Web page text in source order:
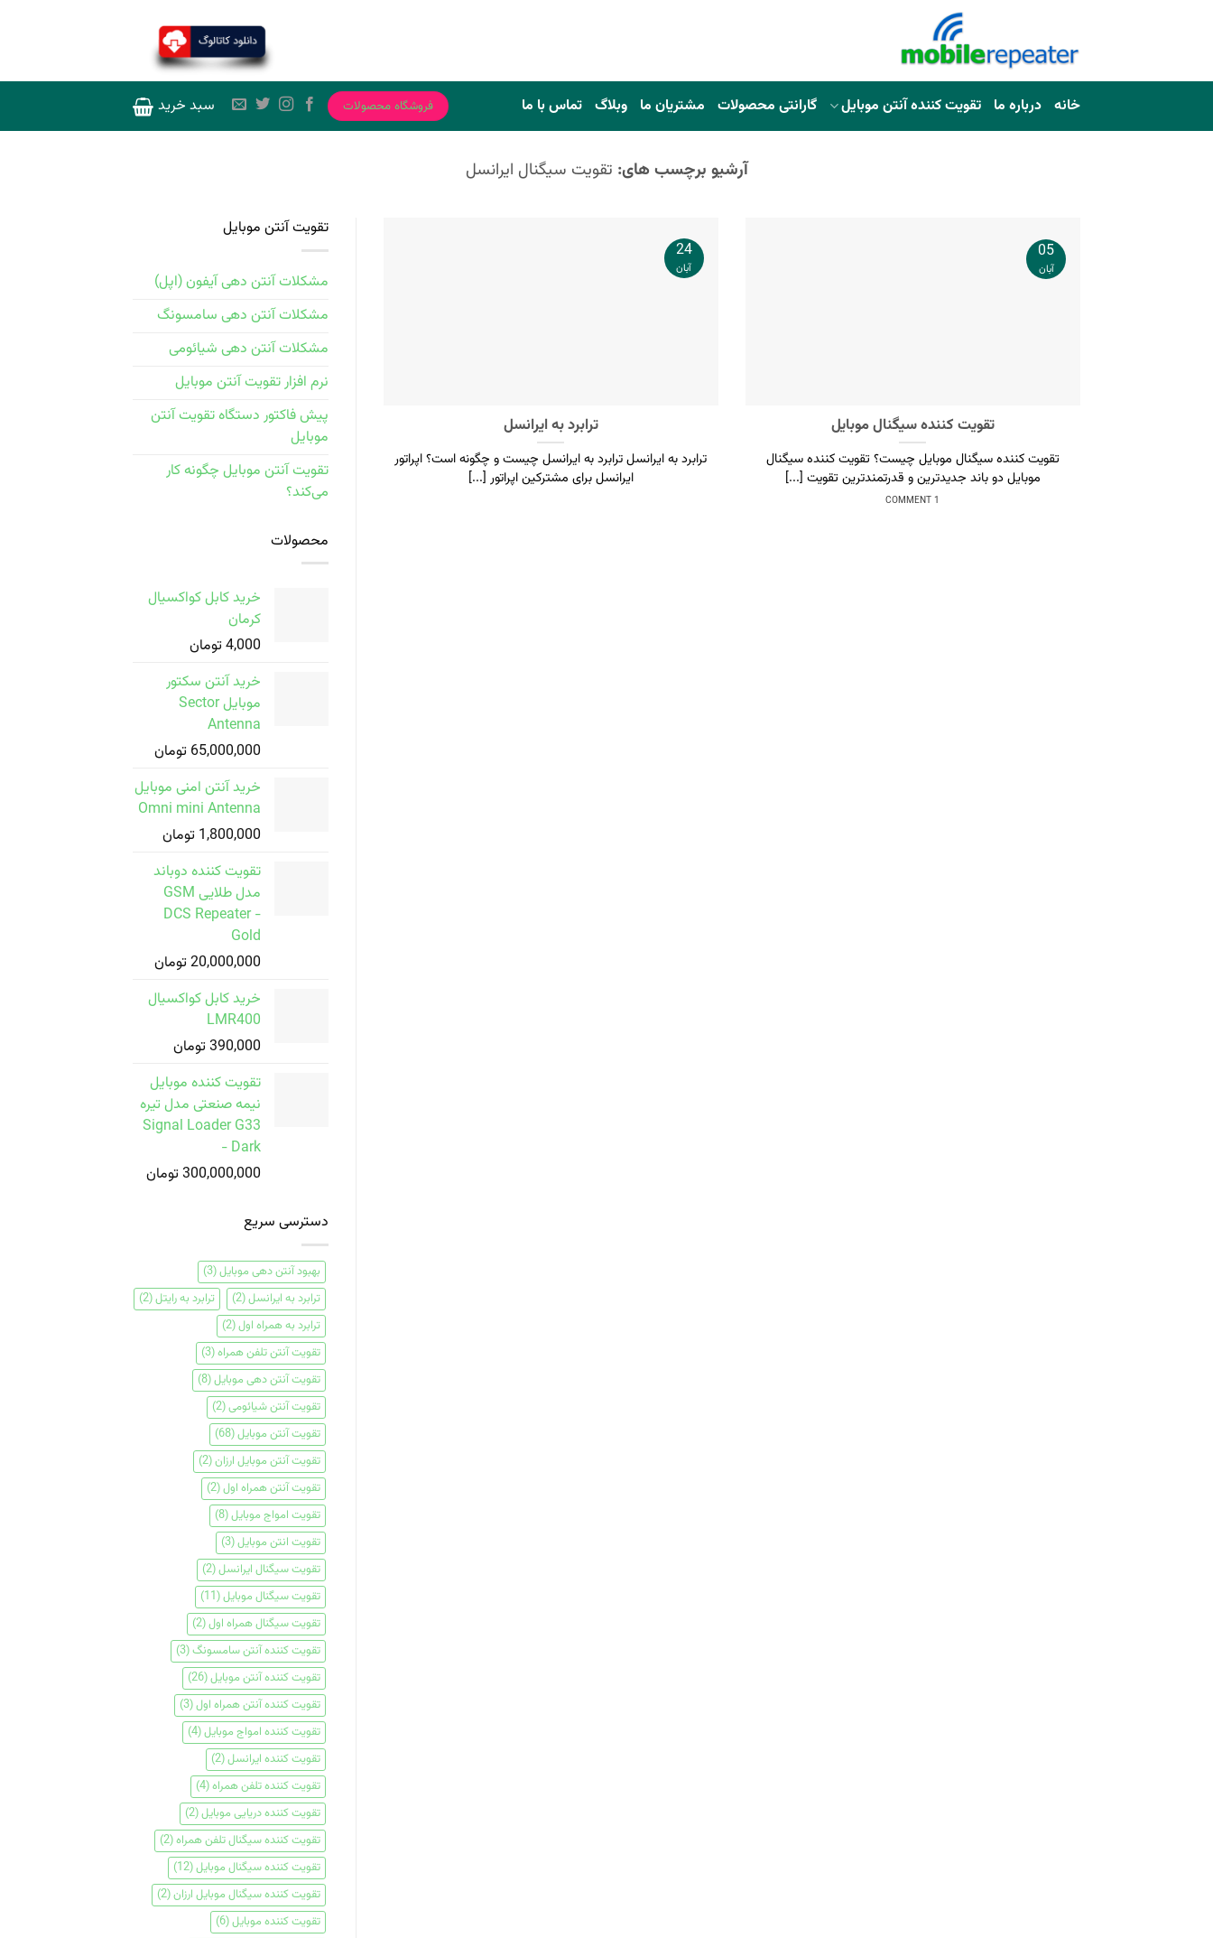
خانه درباره ما تقویت کننده آنتن موبایل گارانتی محصولات مشتریان ما وبلاگ تماس با ما فروشگاه محصولات سبد خرید
آرشیو برچسب های: تقویت سیگنال ایرانسل
ترابرد به ایرانسل
ترابرد به ایرانسل ترابرد به ایرانسل چیست و چگونه است؟ اپراتور
ایرانسل برای مشترکین اپراتور [...]
24
آبان
تقویت کننده سیگنال موبایل
تقویت کننده سیگنال موبایل چیست؟ تقویت کننده سیگنال
موبایل دو باند جدیدترین و قدرتمندترین تقویت [...]
1 COMMENT
05
آبان
تقویت آنتن موبایل
مشکلات آنتن دهی آیفون (اپل)
مشکلات آنتن دهی سامسونگ
مشکلات آنتن دهی شیائومی
نرم افزار تقویت آنتن موبایل
پیش فاکتور دستگاه تقویت آنتن
موبایل
تقویت آنتن موبایل چگونه کار
می‌کند؟
محصولات
خرید کابل کواکسیال
کرمان
4,000 تومان
خرید آنتن سکتور
موبایل Sector
Antenna
65,000,000 تومان
خرید آنتن امنی موبایل
Omni mini Antenna
1,800,000 تومان
تقویت کننده دوباند
مدل طلایی GSM
DCS Repeater -
Gold
20,000,000 تومان
خرید کابل کواکسیال
LMR400
390,000 تومان
تقویت کننده موبایل
نیمه صنعتی مدل تیره
Signal Loader G33
- Dark
300,000,000 تومان
دسترسی سریع
بهبود آنتن دهی موبایل(3)
ترابرد به ایرانسل(2) ترابرد به رایتل(2)
ترابرد به همراه اول(2)
تقویت آنتن تلفن همراه(3)
تقویت آنتن دهی موبایل(8)
تقویت آنتن شیائومی(2)
تقویت آنتن موبایل(68)
تقویت آنتن موبایل ارزان(2)
تقویت آنتن همراه اول(2)
تقویت امواج موبایل(8)
تقویت انتن موبایل(3)
تقویت سیگنال ایرانسل(2)
تقویت سیگنال موبایل(11)
تقویت سیگنال همراه اول(2)
تقویت کننده آنتن سامسونگ(3)
تقویت کننده آنتن موبایل(26)
تقویت کننده آنتن همراه اول(3)
تقویت کننده امواج موبایل(4)
تقویت کننده ایرانسل(2)
تقویت کننده تلفن همراه(4)
تقویت کننده دریایی موبایل(2)
تقویت کننده سیگنال تلفن همراه(2)
تقویت کننده سیگنال موبایل(12)
تقویت کننده سیگنال موبایل ارزان(2)
تقویت کننده موبایل(6)